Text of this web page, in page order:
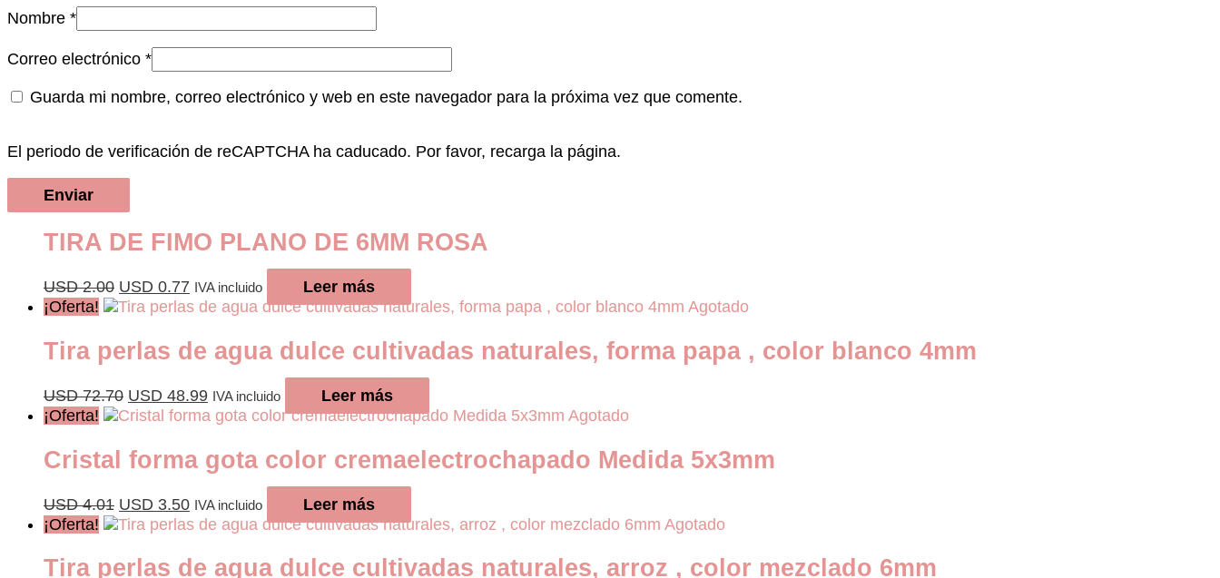
Nombre *
Correo electrónico *
Guarda mi nombre, correo electrónico y web en este navegador para la próxima vez que comente.
El periodo de verificación de reCAPTCHA ha caducado. Por favor, recarga la página.
TIRA DE FIMO PLANO DE 6MM ROSA
USD2.00 El
precio
era:
USD 2.00.
USD 0.77 El
precio
es:
USD 0.77.
IVA incluido
Leer más
¡Oferta!
Agotado
Tira perlas de agua dulce cultivadas naturales, forma papa , color blanco 4mm
USD72.70 El
precio
era:
USD 72.70.
USD 48.99El
precio
es:
USD 48.99.
IVA incluido
Leer más
¡Oferta!
Agotado
Cristal forma gota color cremaelectrochapado Medida 5x3mm
USD4.01 El
precio
era:
USD 3.50El
precio
es:
IVA incluido
Leer más
¡Oferta!
Agotado
Tira perlas de agua dulce cultivadas naturales, arroz , color mezclado 6mm